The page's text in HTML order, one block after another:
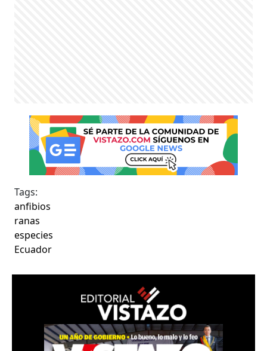
Tags:
anfibios
ranas
especies
Ecuador